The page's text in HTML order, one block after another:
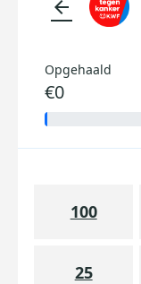
arrow_back
Opgehaald
€0
100
25